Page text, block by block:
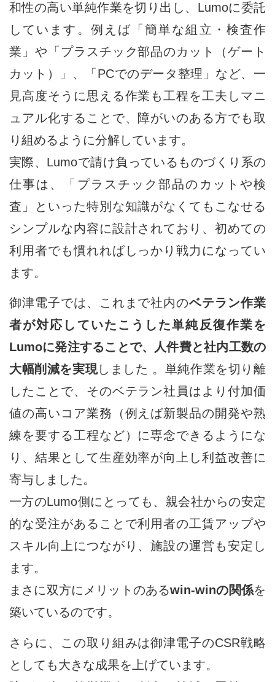
和性の高い単純作業を切り出し、Lumoに委託
しています。例えば「簡単な組立・検査作
業」や「プラスチック部品のカット（ゲート
カット）」、「PCでのデータ整理」など、一
見高度そうに思える作業も工程を工夫しマニ
ュアル化することで、障がいのある方でも取
り組めるように分解しています。
実際、Lumoで請け負っているものづくり系の
仕事は、「プラスチック部品のカットや検
査」といった特別な知識がなくてもこなせる
シンプルな内容に設計されており、初めての
利用者でも慣れればしっかり戦力になってい
ます。
御津電子では、これまで社内のベテラン作業
者が対応していたこうした単純反復作業を
Lumoに発注することで、人件費と社内工数の
大幅削減を実現しました 。単純作業を切り離
したことで、そのベテラン社員はより付加価
値の高いコア業務（例えば新製品の開発や熟
練を要する工程など）に専念できるようにな
り、結果として生産効率が向上し利益改善に
寄与しました。
一方のLumo側にとっても、親会社からの安定
的な受注があることで利用者の工賃アップや
スキル向上につながり、施設の運営も安定し
ます。
まさに双方にメリットのあるwin-winの関係を
築いているのです。
さらに、この取り組みは御津電子のCSR戦略
としても大きな成果を上げています。